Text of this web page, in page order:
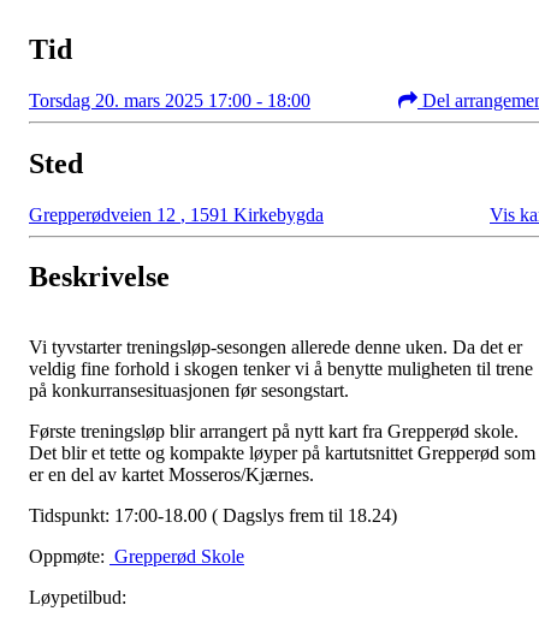
Tid
Torsdag 20. mars 2025 17:00 - 18:00 Del
Sted
Grepperødveien 12 , 1591 Kirkebygda Vis
Beskrivelse
Vi tyvstarter treningsløp-sesongen allerede denne uken. Da det er
veldig fine forhold i skogen tenker vi å benytte muligheten til trene
på konkurransesituasjonen før sesongstart.
Første treningsløp blir arrangert på nytt kart fra Grepperød skole.
Det blir et tette og kompakte løyper på kartutsnittet Grepperød som
er en del av kartet Mosseros/Kjærnes.
Tidspunkt: 17:00-18.00 ( Dagslys frem til 18.24)
Oppmøte: Grepperød Skole
Løypetilbud: